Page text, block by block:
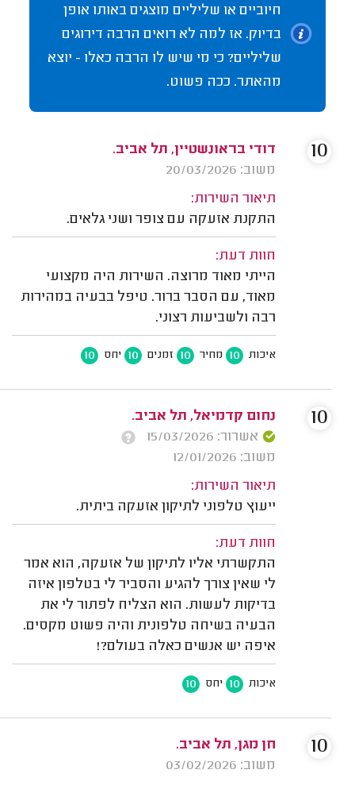
חיוביים או שליליים מוצגים באותו אופן
בדיוק. אז למה לא רואים הרבה דירוגים
שליליים? כי מי שיש לו הרבה כאלו - יוצא
מהאתר. ככה פשוט.
דודי בראונשטיין, תל אביב.
משוב: 20/03/2026
תיאור השירות:
התקנת אזעקה עם צופר ושני גלאים.
חוות דעת:
הייתי מאוד מרוצה. השירות היה מקצועי
מאוד, עם הסבר ברור. טיפל בבעיה במהירות
רבה ולשביעות רצוני.
איכות 10 מחיר 10 זמנים 10 יחס 10
10
נחום קדמיאל, תל אביב.
אשרור: 15/03/2026
משוב: 12/01/2026
תיאור השירות:
ייעוץ טלפוני לתיקון אזעקה ביתית.
חוות דעת:
התקשרתי אליו לתיקון של אזעקה, הוא אמר
לי שאין צורך להגיע והסביר לי בטלפון איזה
בדיקות לעשות. הוא הצליח לפתור לי את
הבעיה בשיחה טלפונית והיה פשוט מקסים.
איפה יש אנשים כאלה בעולם?!
איכות 10 יחס 10
10
חן מגן, תל אביב.
משוב: 03/02/2026
10